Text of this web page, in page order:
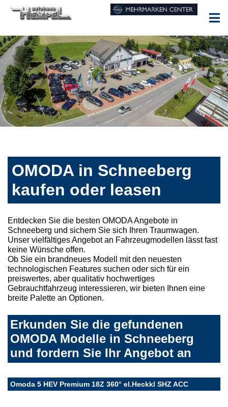
OMODA in Schneeberg
kaufen oder leasen
Entdecken Sie die besten OMODA Angebote in
Schneeberg und sichern Sie sich Ihren Traumwagen.
Unser vielfältiges Angebot an Fahrzeugmodellen lässt fast
keine Wünsche offen.
Ob Sie ein brandneues Modell mit den neuesten
technologischen Features suchen oder sich für ein
preiswertes, aber qualitativ hochwertiges
Gebrauchtfahrzeug interessieren, wir bieten Ihnen eine
breite Palette an Optionen.
Erkunden Sie die gefundenen
OMODA Modelle in Schneeberg
und fordern Sie Ihr Angebot an
Omoda 5 HEV Premium 18Z 360° el.Heckkl SHZ ACC